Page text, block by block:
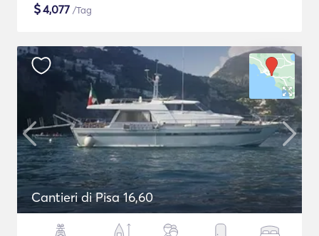
$4,077 /Tag
Cantieri di Pisa 16,60